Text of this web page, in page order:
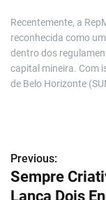
Recentemente, a
reconhecida como
dentro dos
capital mineira. Com
de Belo Horizonte
N
a
Previous:
Sempre
Lança Dois